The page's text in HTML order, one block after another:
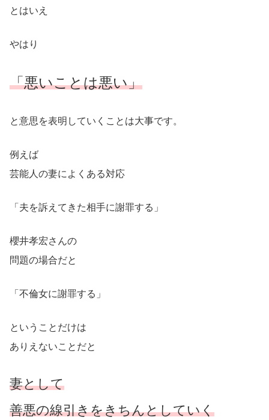
とはいえ
やはり
「悪いことは悪い」
と意思を表明していくことは大事です。
例えば
芸能人の妻によくある対応
「夫を訴えてきた相手に謝罪する」
櫻井孝宏さんの
問題の場合だと
「不倫女に謝罪する」
ということだけは
ありえないことだと
妻として
善悪の線引きをきちんとしていく